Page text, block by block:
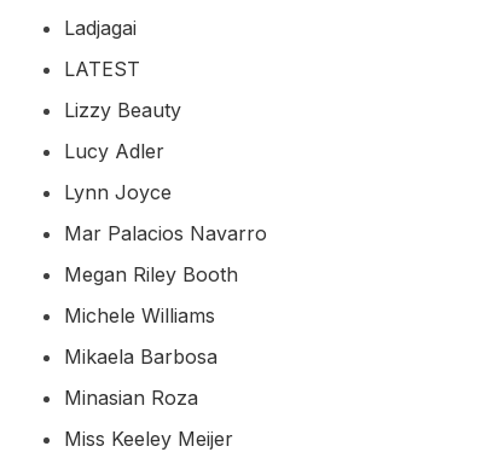
Ladjagai
LATEST
Lizzy Beauty
Lucy Adler
Lynn Joyce
Mar Palacios Navarro
Megan Riley Booth
Michele Williams
Mikaela Barbosa
Minasian Roza
Miss Keeley Meijer